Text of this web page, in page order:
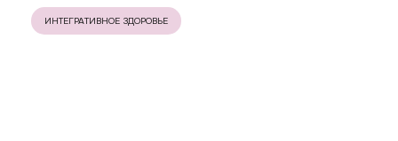
ИНТЕГРАТИВНОЕ ЗДОРОВЬЕ